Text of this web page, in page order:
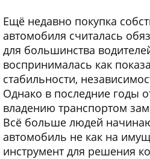
Ещё недавно покупка
автомобиля считалась
для большинства
воспринималась как
стабильности,
Однако в последние годы
владению транспортом
Всё больше людей
автомобиль не как на
инструмент для решения